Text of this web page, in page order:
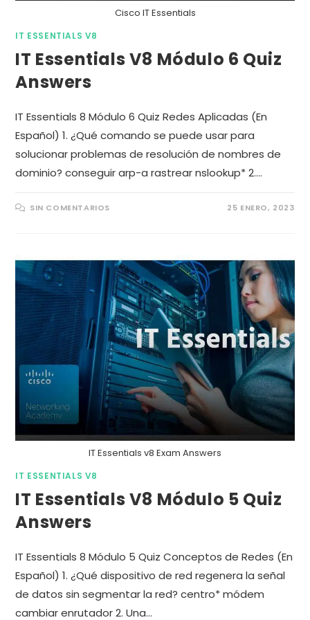
Cisco IT Essentials
IT ESSENTIALS V8
IT Essentials V8 Módulo 6 Quiz
Answers
IT Essentials 8 Módulo 6 Quiz Redes Aplicadas (En
Español) 1. ¿Qué comando se puede usar para
solucionar problemas de resolución de nombres de
dominio? conseguir arp-a rastrear nslookup* 2.…
SIN COMENTARIOS 25 ENERO, 2023
IT Essentials v8 Exam Answers
IT ESSENTIALS V8
IT Essentials V8 Módulo 5 Quiz
Answers
IT Essentials 8 Módulo 5 Quiz Conceptos de Redes (En
Español) 1. ¿Qué dispositivo de red regenera la señal
de datos sin segmentar la red? centro* módem
cambiar enrutador 2. Una…